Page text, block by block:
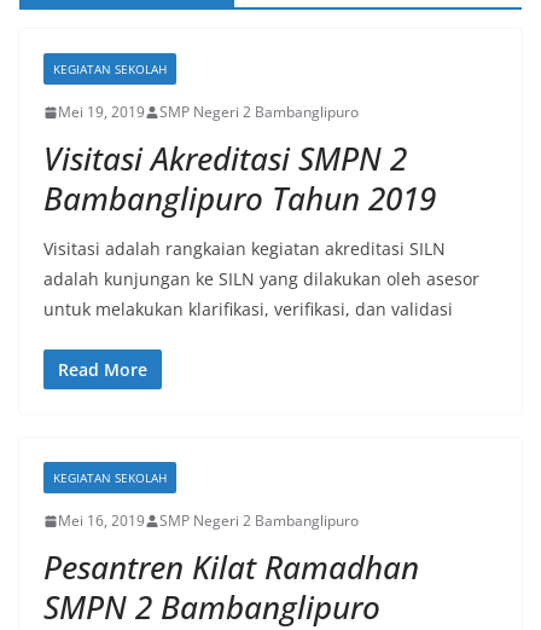
KEGIATAN SEKOLAH
Mei 19, 2019 SMP Negeri 2 Bambanglipuro
Visitasi Akreditasi SMPN 2
Bambanglipuro Tahun 2019
Visitasi adalah rangkaian kegiatan akreditasi SILN
adalah kunjungan ke SILN yang dilakukan oleh asesor
untuk melakukan klarifikasi, verifikasi, dan validasi
Read More
KEGIATAN SEKOLAH
Mei 16, 2019 SMP Negeri 2 Bambanglipuro
Pesantren Kilat Ramadhan
SMPN 2 Bambanglipuro